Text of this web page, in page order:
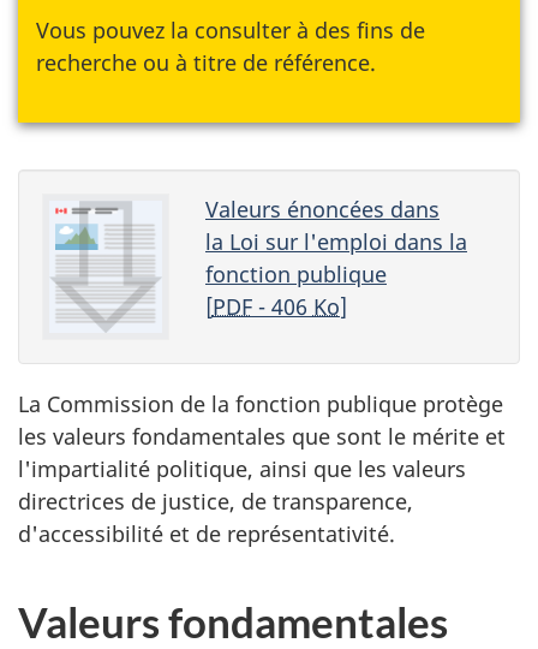
Vous pouvez la consulter à des fins de
recherche ou à titre de référence.
Valeurs énoncées dans
la Loi sur l'emploi dans la
fonction publique
[PDF- 406 Ko]
La Commission de la fonction publique protège
les valeurs fondamentales que sont le mérite et
l'impartialité politique, ainsi que les valeurs
directrices de justice, de transparence,
d'accessibilité et de représentativité.
Valeurs fondamentales